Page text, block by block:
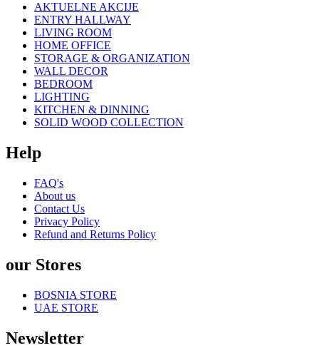
AKTUELNE AKCIJE
ENTRY HALLWAY
LIVING ROOM
HOME OFFICE
STORAGE & ORGANIZATION
WALL DECOR
BEDROOM
LIGHTING
KITCHEN & DINNING
SOLID WOOD COLLECTION
Help
FAQ's
About us
Contact Us
Privacy Policy
Refund and Returns Policy
our Stores
BOSNIA STORE
UAE STORE
Newsletter